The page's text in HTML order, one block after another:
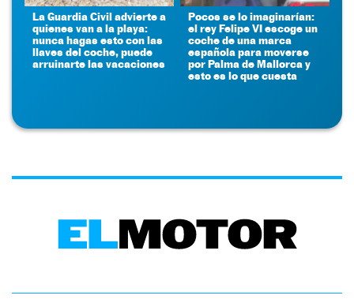
La Guardia Civil advierte a
quienes van a la playa:
nunca hagas esto con las
llaves del coche, puede
arruinarte las vacaciones
Pocos se lo imaginarían:
el rey Felipe VI escoge un
coche de una marca
española para moverse
por Palma de Mallorca y
esto es lo que cuesta